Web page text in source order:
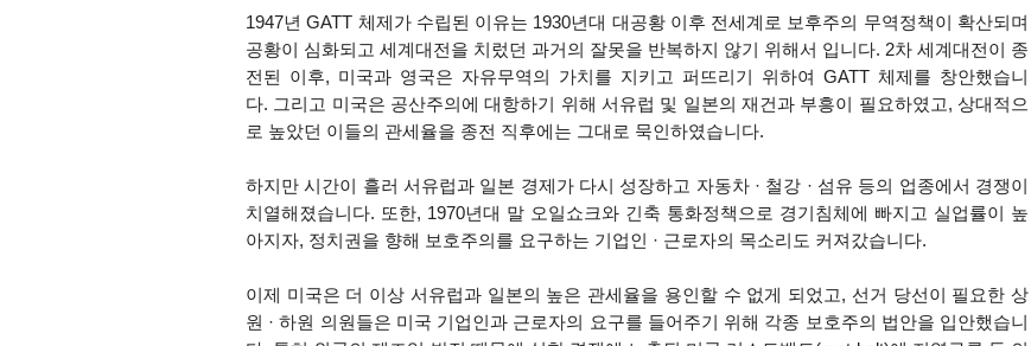
1947년 GATT 체제가 수립된 이유는 1930년대 대공황 이후 전세계로 보후주의 무역정책이 확산되며
공황이 심화되고 세계대전을 치렀던 과거의 잘못을 반복하지 않기 위해서 입니다. 2차 세계대전이 종
전된 이후, 미국과 영국은 자유무역의 가치를 지키고 퍼뜨리기 위하여 GATT 체제를 창안했습니
다. 그리고 미국은 공산주의에 대항하기 위해 서유럽 및 일본의 재건과 부흥이 필요하였고, 상대적으
로 높았던 이들의 관세율을 종전 직후에는 그대로 묵인하였습니다.
하지만 시간이 흘러 서유럽과 일본 경제가 다시 성장하고 자동차 · 철강 · 섬유 등의 업종에서 경쟁이
치열해졌습니다. 또한, 1970년대 말 오일쇼크와 긴축 통화정책으로 경기침체에 빠지고 실업률이 높
아지자, 정치권을 향해 보호주의를 요구하는 기업인 · 근로자의 목소리도 커져갔습니다.
이제 미국은 더 이상 서유럽과 일본의 높은 관세율을 용인할 수 없게 되었고, 선거 당선이 필요한 상
원 · 하원 의원들은 미국 기업인과 근로자의 요구를 들어주기 위해 각종 보호주의 법안을 입안했습니